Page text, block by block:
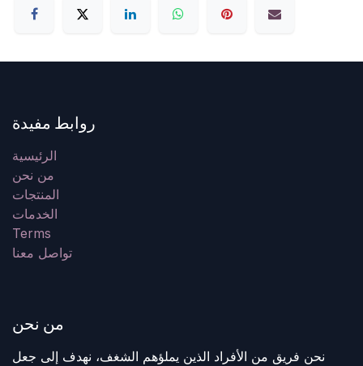
روابط مفيدة
الرئيسية
من نحن
المنتجات
الخدمات
Terms
تواصل معنا
من نحن
نحن فريق من الأفراد الذين يملؤهم الشغف، نهدف إلى جعل